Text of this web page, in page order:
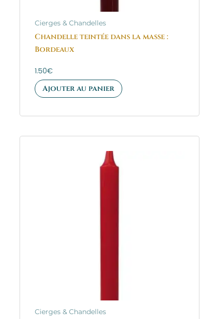
Cierges & Chandelles
Chandelle teintée dans la masse :
Bordeaux
1.50€
Ajouter au panier
Cierges & Chandelles